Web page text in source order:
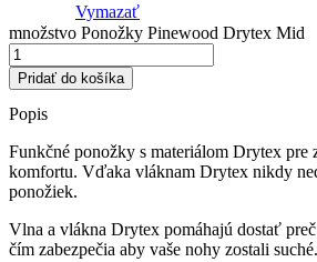
Vymazať
množstvo Ponožky Pinewood Drytex Mid
Pridať do košíka
Popis
Funkčné ponožky s materiálom Drytex pre
komfortu. Vďaka vláknam Drytex nikdy
ponožiek.
Vlna a vlákna Drytex pomáhajú dostať
čím zabezpečia aby vaše nohy zostali suché.